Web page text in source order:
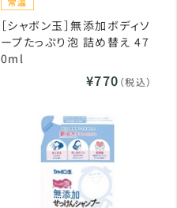
［シャボン玉］無添加ボディソ
ープたっぷり泡 詰め替え 47
0ml
¥770 （税込）